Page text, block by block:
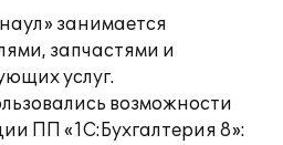
занимается
запчастями и
услуг.
возможности
ПП «1С:Бухгалтерия 8»: